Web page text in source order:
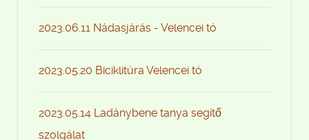
2023.06.11 Nádasjárás - Velencei tó
2023.05.20 Biciklitúra Velencei tó
2023.05.14 Ladánybene tanya segítő
szolgálat